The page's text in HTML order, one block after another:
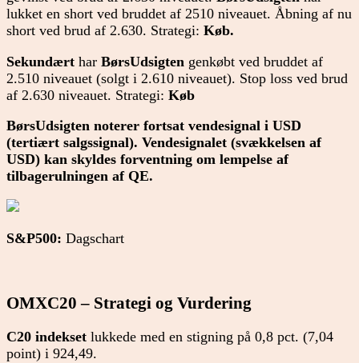
lukket en short ved bruddet af 2510 niveauet. Åbning af nu
short ved brud af 2.630. Strategi: Køb.
Sekundært har BørsUdsigten genkøbt ved bruddet af
2.510 niveauet (solgt i 2.610 niveauet). Stop loss ved brud
af 2.630 niveauet. Strategi: Køb
BørsUdsigten noterer fortsat vendesignal i USD
(tertiært salgssignal). Vendesignalet (svækkelsen af
USD) kan skyldes forventning om lempelse af
tilbagerulningen af QE.
S&P500: Dagschart
OMXC20 – Strategi og Vurdering
C20 indekset lukkede med en stigning på 0,8 pct. (7,04
point) i 924,49.